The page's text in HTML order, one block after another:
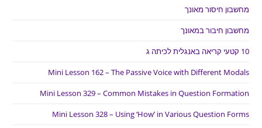
מחשבון חיסור מאונך
מחשבון חיבור במאונך
10 קטעי קריאה באנגלית לכיתה ג
Mini Lesson 162 – The Passive Voice with Different Modals
Mini Lesson 329 – Common Mistakes in Question Formation
Mini Lesson 328 – Using ‘How’ in Various Question Forms